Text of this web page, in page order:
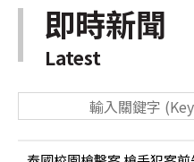
即時新聞
Latest